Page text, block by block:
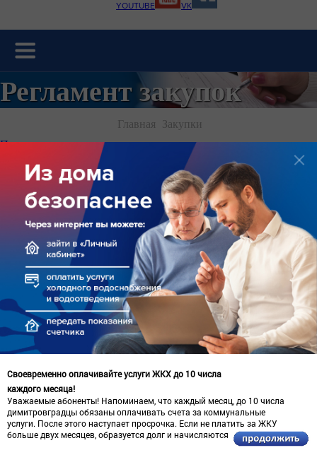
YOUTUBE VK
Регламент закупок
Главная Закупки
Поиск
Дата
утверждения
Дата публикации
Наименование
регламента
Регламент
27.10.2020 27.10.2020
Положение о
проведении закупок
товаров, работ,
услуг для нужд
ООО
«Ульяновскоблводо
15.01.2020
Положение о
товаров, работ,
ООО
«Ульяновскоблводо
канал»
УОВК.pdf
Своевременно оплачивайте услуги ЖКХ до 10 числа
каждого месяца!
Уважаемые абоненты! Напоминаем, что каждый месяц, до 10 числа
димитровградцы обязаны оплачивать счета за коммунальные
услуги. После этого наступает просрочка. Если не платить за ЖКУ
больше двух месяцев, образуется долг и начисляются пени.